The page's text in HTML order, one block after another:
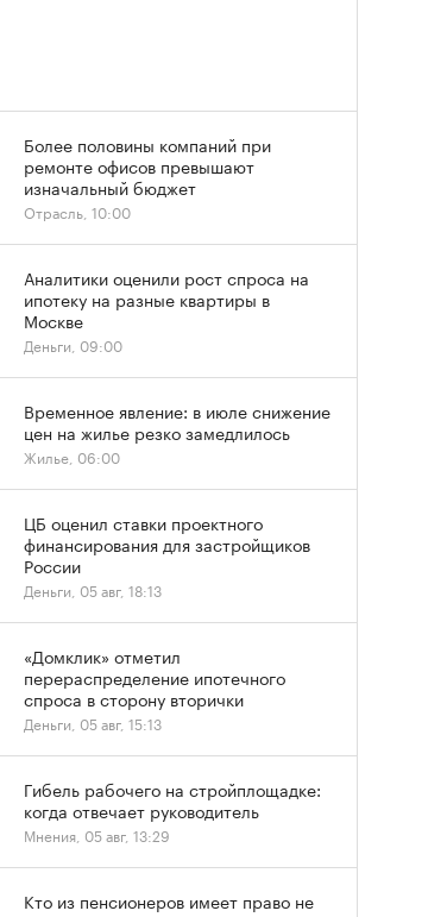
Более половины компаний при
ремонте офисов превышают
изначальный бюджет
Отрасль, 10:00
Аналитики оценили рост спроса на
ипотеку на разные квартиры в
Москве
Деньги, 09:00
Временное явление: в июле снижение
цен на жилье резко замедлилось
Жилье, 06:00
ЦБ оценил ставки проектного
финансирования для застройщиков
России
Деньги, 05 авг, 18:13
«Домклик» отметил
перераспределение ипотечного
спроса в сторону вторички
Деньги, 05 авг, 15:13
Гибель рабочего на стройплощадке:
когда отвечает руководитель
Мнения, 05 авг, 13:29
Кто из пенсионеров имеет право не